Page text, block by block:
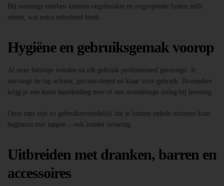
Bij sommige merken kunnen ongebruikte en ongeopende fusten zelfs
retour, wat extra zekerheid biedt.
Hygiëne en gebruiksgemak voorop
Al onze biertaps worden na elk gebruik professioneel gereinigd. Je
ontvangt de tap schoon, gecontroleerd en klaar voor gebruik. Bovendien
krijg je een korte handleiding mee of een mondelinge uitleg bij levering.
Onze taps zijn zo gebruiksvriendelijk dat je binnen enkele minuten kunt
beginnen met tappen – ook zonder ervaring.
Uitbreiden met dranken, barren en
accessoires